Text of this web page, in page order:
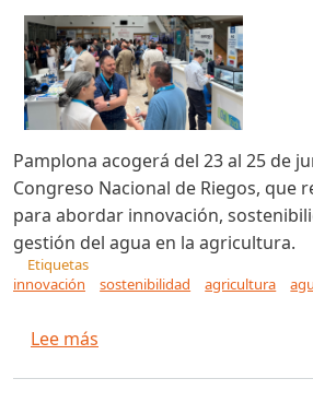
Pamplona acogerá del 23 al 25 de
Congreso Nacional de Riegos, que
para abordar innovación,
gestión del agua en la agricultura.
Etiquetas
innovación
sostenibilidad agricultura
Lee más